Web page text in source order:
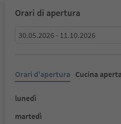
Orari di apertura
30.05.2026 - 11.10.2026
Orari d'apertura Cucina aperta
lunedì
martedì